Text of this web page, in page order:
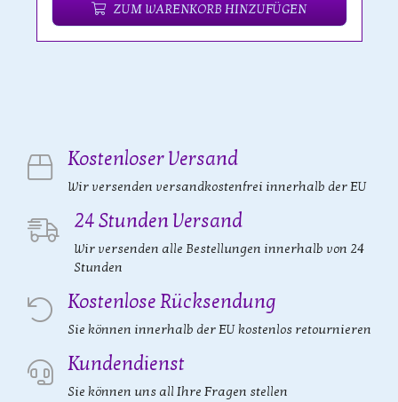
ZUM WARENKORB HINZUFÜGEN
Kostenloser Versand
Wir versenden versandkostenfrei innerhalb der EU
24 Stunden Versand
Wir versenden alle Bestellungen innerhalb von 24
Stunden
Kostenlose Rücksendung
Sie können innerhalb der EU kostenlos retournieren
Kundendienst
Sie können uns all Ihre Fragen stellen